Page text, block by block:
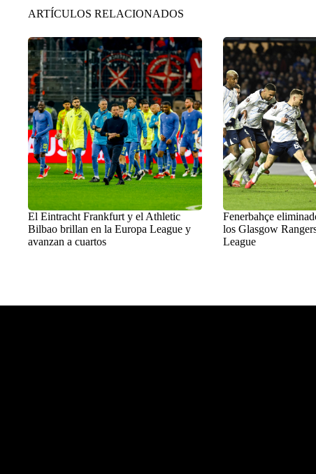
ARTÍCULOS RELACIONADOS
El Eintracht Frankfurt y el Athletic
Bilbao brillan en la Europa League y
avanzan a cuartos
Fenerbahçe
los Glasgow
League